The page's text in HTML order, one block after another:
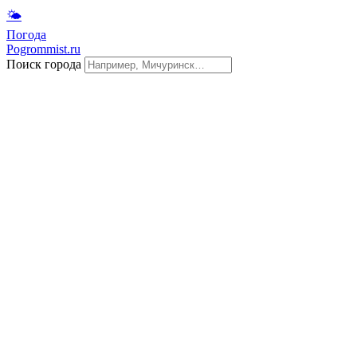
🌤
Погода
Pogrommist.ru
Поиск города